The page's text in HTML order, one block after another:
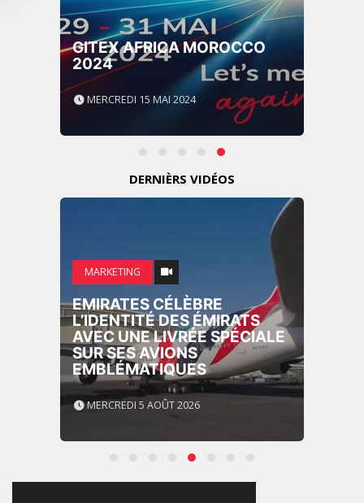
GITEX AFRICA MOROCCO
2024
MERCREDI 15 MAI 2024
DERNIÈRS VIDÉOS
MARKETING
EMIRATES CÉLÈBRE
L’IDENTITÉ DES ÉMIRATS
AVEC UNE LIVRÉE SPÉCIALE
SUR SES AVIONS
EMBLÉMATIQUES
MERCREDI 5 AOÛT 2026